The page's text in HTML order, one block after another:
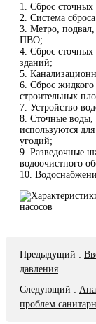
1. Сброс
2. Система
3. Метро,
ПВО;
4. Сброс
зданий;
5.
6. Сброс жидкого
строительных
7. Устройство
8. Сточные воды,
используются
угодий;
9. Разведочные
водоочистного
10.
Предыдущий :
давления
Следующий :
проблем